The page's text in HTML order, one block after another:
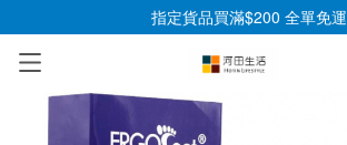
指定貨品買滿$200 全單免運
已加入購物車